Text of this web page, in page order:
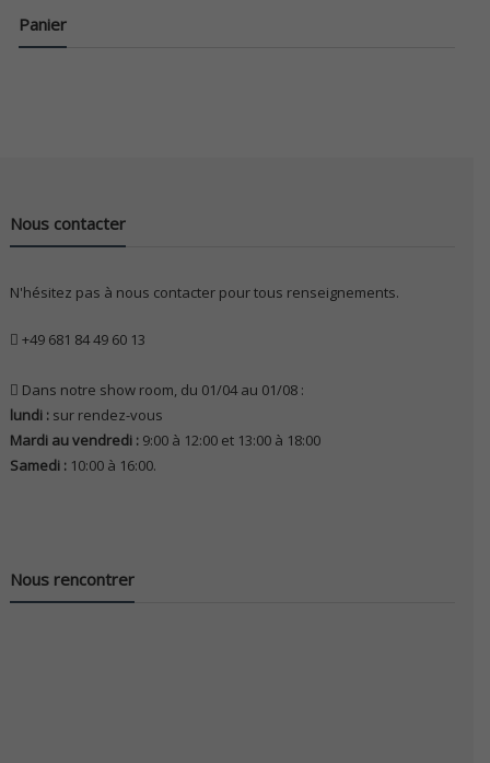
Panier
Nous contacter
N'hésitez pas à nous contacter pour tous renseignements.
+49 681 84 49 60 13
Dans notre show room, du 01/04 au 01/08 :
lundi : sur rendez-vous
Mardi au vendredi : 9:00 à 12:00 et 13:00 à 18:00
Samedi : 10:00 à 16:00.
Nous rencontrer